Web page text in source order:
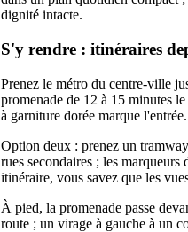
dignité intacte.
S'y rendre : itinéraires
Prenez le métro du centre-ville
promenade de 12 à 15 minutes
à garniture dorée marque l'entrée.
Option deux : prenez un
rues secondaires ; les
itinéraire, vous savez que les
À pied, la promenade passe
route ; un virage à gauche à un